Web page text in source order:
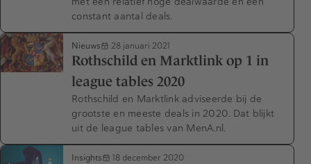
constant aantal deals.
Nieuws 28 januari 2021
Rothschild en Marktlink op 1 in
league tables 2020
Rothschild en Marktlink adviseerde bij de
grootste en meeste deals in 2020. Dat blijkt
uit de league tables van MenA.nl.
Insights 18 december 2020